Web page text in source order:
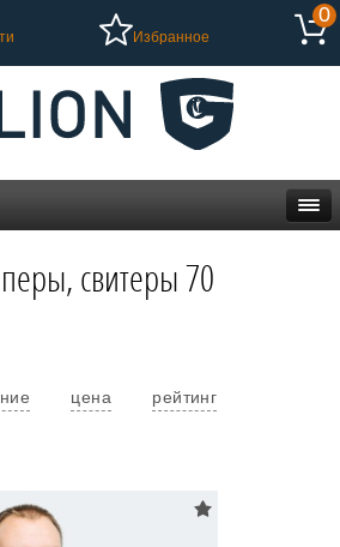
Избранное
0
свитеры 70
цена рейтинг